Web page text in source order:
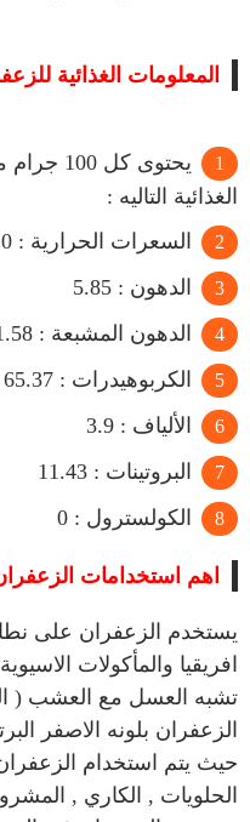
المعلومات الغذائية
يحتوى
الغذائية التاليه :
السعرات الحرارية : 310
الدهون : 5.85
الدهون المشبعة : 1.58
الكربوهيدرات : 65.37
الألياف : 3.9
البروتينات : 11.43
الكولسترول : 0
اهم استخدامات
يستخدم الزعفران على
افريقيا والمأكولات
تشبه العسل مع العشب (
الزعفران بلونه الاصفر
حيث يتم استخدام
الحلويات , الكاري ,